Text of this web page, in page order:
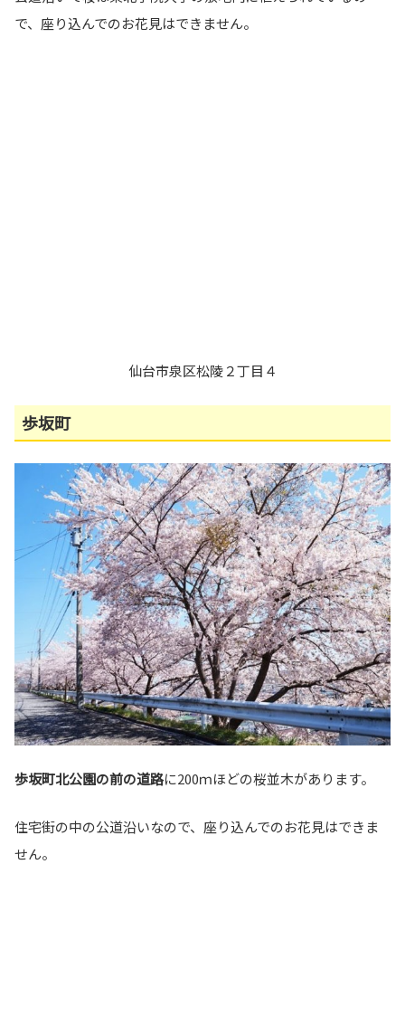
で、座り込んでのお花見はできません。
仙台市泉区松陵２丁目４
歩坂町
歩坂町北公園の前の道路に200ｍほどの桜並木があります。
住宅街の中の公道沿いなので、座り込んでのお花見はできま
せん。